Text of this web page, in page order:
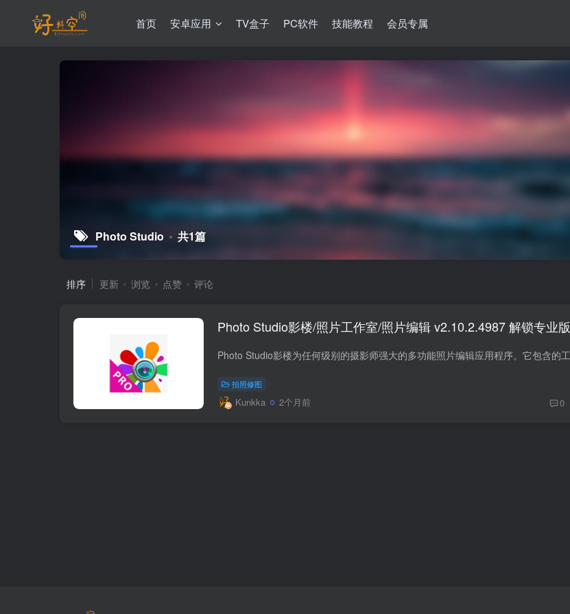
首页 安卓应用 TV盒子 PC软件 技能教程 会员专属
Photo Studio 共1篇
排序 更新 浏览 点赞 评论
Photo Studio影楼/照片工作室/照片编辑 v2.10.2.4987 解锁专业版
拍照修图
Kunkka 2个月前 0